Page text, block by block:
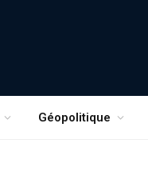
Géopolitique